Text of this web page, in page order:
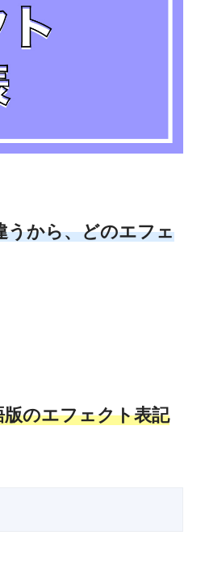
うから、どのエフェ
のエフェクト表記